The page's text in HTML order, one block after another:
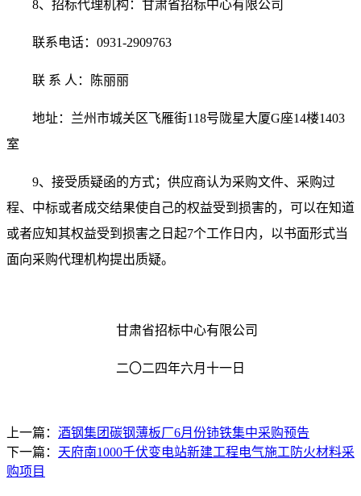
8、招标代理机构：甘肃省招标中心有限公司
联系电话： 0931-2909763
联 系 人：陈丽丽
地址：兰州市城关区飞雁街118号陇星大厦G座14楼1403
室
9、接受质疑函的方式；供应商认为采购文件、采购过
程、中标或者成交结果使自己的权益受到损害的，可以在知道
或者应知其权益受到损害之日起7个工作日内，以书面形式当
面向采购代理机构提出质疑。
甘肃省招标中心有限公司
二〇二四年六月十一日
上一篇： 酒钢集团碳钢薄板厂6月份铈铁集中采购预告
下一篇： 天府南1000千伏变电站新建工程电气施工防火材料采
购项目